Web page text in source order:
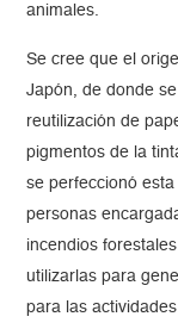
animales.
Se cree que el
Japón, de donde
reutilización de
pigmentos de la
se perfeccionó
personas
incendios
utilizarlas para
para las